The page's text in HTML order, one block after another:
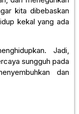
kita dibebaskan
kekal yang ada
Jadi,
sungguh pada
dan